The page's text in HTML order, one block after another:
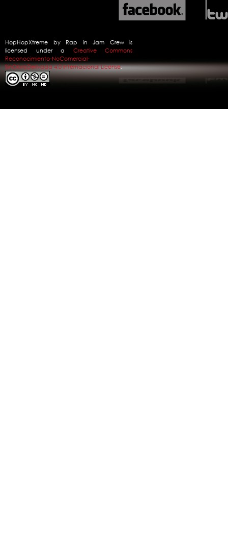
Naru
Diario Personal
2:33
HopHopXtreme by Rap in Jam Crewis
licensed under a Creative Commons
Reconocimiento-NoComercial-
SinObraDerivada 4.0 Internacional License.